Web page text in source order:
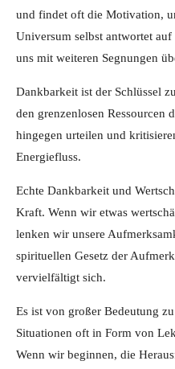
und findet oft die Motivation,
Universum selbst antwortet
uns mit weiteren Segnungen
Dankbarkeit ist der Schlüssel
den grenzenlosen Ressourcen
hingegen urteilen und
Energiefluss.
Echte Dankbarkeit und
Kraft. Wenn wir etwas
lenken wir unsere
spirituellen Gesetz der
vervielfältigt sich.
Es ist von großer Bedeutung
Situationen oft in Form von
Wenn wir beginnen, die